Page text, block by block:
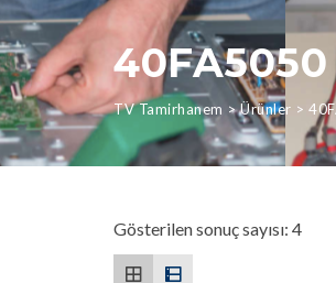
40FA5050
TV Tamirhanem >Ürünler >
Gösterilen sonuç sayısı: 4